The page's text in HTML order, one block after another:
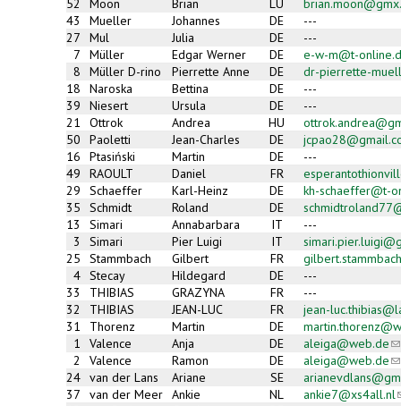
52 Moon Brian LU
43
Mueller Johannes DE
---
27
Mul Julia DE
---
7
Müller Edgar Werner DE
e-w-m@t-
8
Müller D-rino Pierrette Anne DE
dr-pierrette-
18
Naroska Bettina DE
---
39
Niesert Ursula DE
---
21
Ottrok Andrea HU
50
Paoletti Jean-Charles DE
16
Ptasiński Martin DE
---
49
RAOULT Daniel FR
29
Schaeffer Karl-Heinz DE
kh-schaeffer@t-
35
Schmidt Roland DE
13
Simari Annabarbara IT
---
3
Simari Pier Luigi IT
25
Stammbach Gilbert FR
4 Stecay Hildegard DE
---
33
THIBIAS GRAZYNA FR
---
32
THIBIAS JEAN-LUC FR
jean-
31
Thorenz Martin DE
1
Valence Anja DE aleiga@web.de
e-
2 Valence Ramon DE aleiga@web.de
e-
24 van der Lans Ariane SE
37
van der Meer Ankie NL ankie7@xs4all.nl